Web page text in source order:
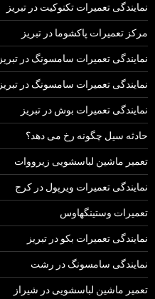
نمایندگی تعمیرات تکنوکیت در تبریز
مرکز تعمیرات پاکشوما در تبریز
نمایندگی تعمیرات سامسونگ در تبریز
نمایندگی تعمیرات سامسونگ در تبریز
نمایندگی تعمیرات بوش در تبریز
حادثه سیل چگونه رخ می دهد؟
تعمیر ماشین لباسشویی زیرووات
نمایندگی تعمیرات ویرپول در کرج
تعمیرات وستینگهاوس
نمایندگی تعمیرات بکو در تبریز
نمایندگی سامسونگ در رشت
تعمیر ماشین لباسشویی در شیراز